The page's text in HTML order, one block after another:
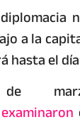
a la
hasta el
examinaron